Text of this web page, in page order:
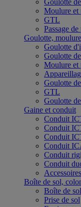
Goulotte
Moulure et
GTL
Passage
Goulotte,
Goulotte
Goulotte
Moulure et
Goulotte
GTL
Goulotte
Gaine et conduit
Conduit
Conduit
Conduit
Conduit
Conduit
Conduit
Boîte de sol,
Boîte de sol
Prise de sol